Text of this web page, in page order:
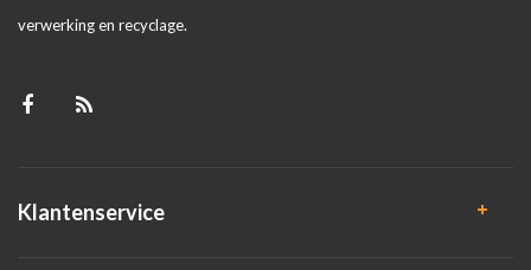
verwerking en recyclage.
Klantenservice